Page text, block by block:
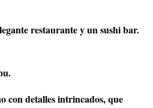
restaurante y un sushi bar.
con detalles intrincados, que